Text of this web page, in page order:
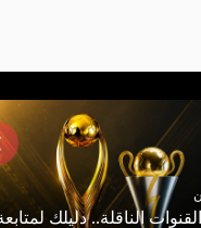
الناقلة.. دليلك